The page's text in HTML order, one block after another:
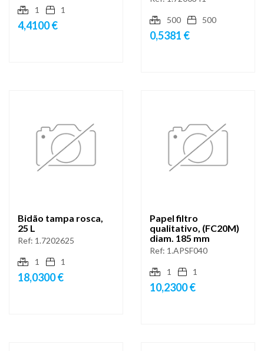
1 1
4,4100 € 500 500
0,5381 €
Bidão tampa rosca,
25 L
Ref: 1.7202625
1 1
18,0300 €
Papel filtro
qualitativo, (FC20M)
diam. 185 mm
Ref: 1.APSF040
1 1
10,2300 €